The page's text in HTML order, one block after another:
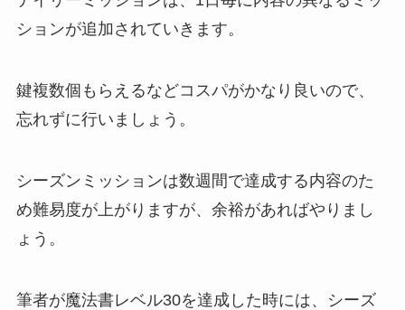
ションが追加されていきます。
鍵複数個もらえるなどコスパがかなり良いので、
忘れずに行いましょう。
シーズンミッションは数週間で達成する内容のた
め難易度が上がりますが、余裕があればやりまし
ょう。
筆者が魔法書レベル30を達成した時には、シーズ